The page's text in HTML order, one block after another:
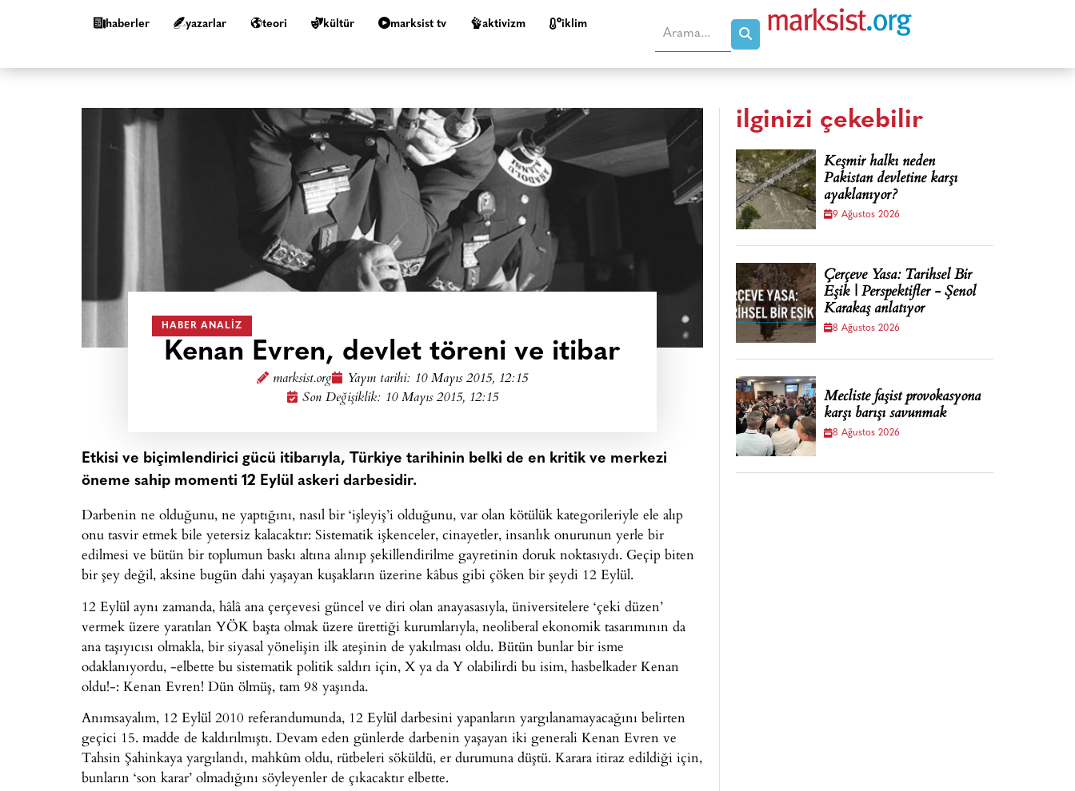
haberler yazarlar teori kültür marksist tv aktivizm i̇klim
HABER ANALIZ
Kenan Evren, devlet töreni ve itibar
marksist.org Yayın tarihi: 10 Mayıs 2015, 12:15
Son Değişiklik: 10 Mayıs 2015, 12:15
Etkisi ve biçimlendirici gücü itibarıyla, Türkiye tarihinin belki de en kritik ve merkezi
öneme sahip momenti 12 Eylül askeri darbesidir.
Darbenin ne olduğunu, ne yaptığını, nasıl bir ‘işleyiş’i olduğunu, var olan kötülük kategorileriyle ele alıp
onu tasvir etmek bile yetersiz kalacaktır: Sistematik işkenceler, cinayetler, insanlık onurunun yerle bir
edilmesi ve bütün bir toplumun baskı altına alınıp şekillendirilme gayretinin doruk noktasıydı. Geçip biten
bir şey değil, aksine bugün dahi yaşayan kuşakların üzerine kâbus gibi çöken bir şeydi 12 Eylül.
12 Eylül aynı zamanda, hâlâ ana çerçevesi güncel ve diri olan anayasasıyla, üniversitelere ‘çeki düzen’
vermek üzere yaratılan YÖK başta olmak üzere ürettiği kurumlarıyla, neoliberal ekonomik tasarımının da
ana taşıyıcısı olmakla, bir siyasal yönelişin ilk ateşinin de yakılması oldu. Bütün bunlar bir isme
odaklanıyordu, -elbette bu sistematik politik saldırı için, X ya da Y olabilirdi bu isim, hasbelkader Kenan
oldu!-: Kenan Evren! Dün ölmüş, tam 98 yaşında.
Anımsayalım, 12 Eylül 2010 referandumunda, 12 Eylül darbesini yapanların yargılanamayacağını belirten
geçici 15. madde de kaldırılmıştı. Devam eden günlerde darbenin yaşayan iki generali Kenan Evren ve
Tahsin Şahinkaya yargılandı, mahkûm oldu, rütbeleri söküldü, er durumuna düştü. Karara itiraz edildiği için,
bunların ‘son karar’ olmadığını söyleyenler de çıkacaktır elbette.
ilginizi çekebilir
Keşmir halkı neden
Pakistan devletine karşı
ayaklanıyor?
9 Ağustos 2026
Çerçeve Yasa: Tarihsel Bir
Eşik | Perspektifler - Şenol
Karakaş anlatıyor
8 Ağustos 2026
Mecliste faşist provokasyona
karşı barışı savunmak
8 Ağustos 2026